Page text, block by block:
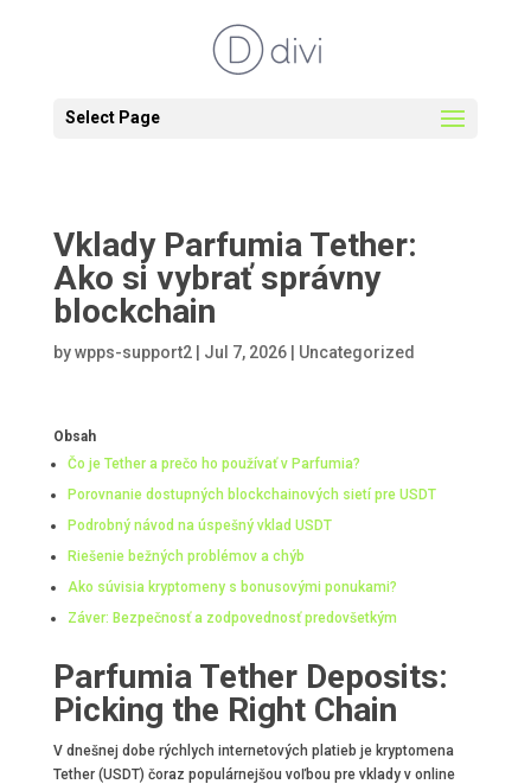
Select Page
Vklady Parfumia Tether:
Ako si vybrať správny
blockchain
bywpps-support2| Jul 7, 2026| Uncategorized
Obsah
Čo je Tether a prečo ho používať v Parfumia?
Porovnanie dostupných blockchainových sietí pre USDT
Podrobný návod na úspešný vklad USDT
Riešenie bežných problémov a chýb
Ako súvisia kryptomeny s bonusovými ponukami?
Záver: Bezpečnosť a zodpovednosť predovšetkým
Parfumia Tether Deposits:
Picking the Right Chain
V dnešnej dobe rýchlych internetových platieb je kryptomena
Tether (USDT) čoraz populárnejšou voľbou pre vklady v online